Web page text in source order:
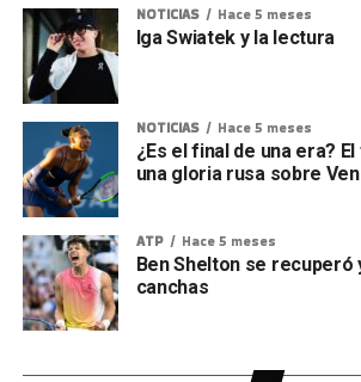
NOTICIAS Hace 5 meses
Iga Swiatek y la lectura
NOTICIAS Hace 5 meses
¿Es el final de una era?
una gloria rusa sobre
ATP Hace 5 meses
Ben Shelton se recuperó
canchas